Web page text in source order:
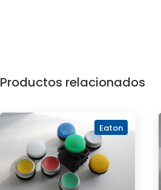
Productos relacionados
Eaton